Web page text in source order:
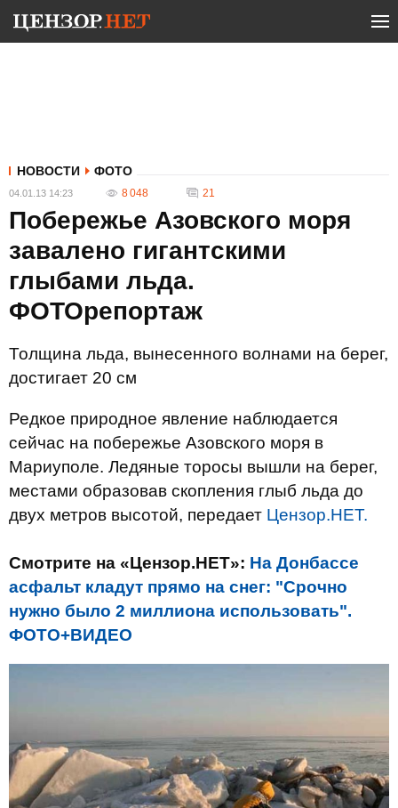
НОВОСТИ ФОТО
04.01.13 14:23 8 048 21
Побережье Азовского моря
завалено гигантскими
глыбами льда.
ФОТОрепортаж
Толщина льда, вынесенного волнами на берег,
достигает 20 см
Редкое природное явление наблюдается
сейчас на побережье Азовского моря в
Мариуполе. Ледяные торосы вышли на берег,
местами образовав скопления глыб льда до
двух метров высотой, передает Цензор.НЕТ.
Смотрите на «Цензор.НЕТ»: На Донбассе
асфальт кладут прямо на снег: "Срочно
нужно было 2 миллиона использовать".
ФОТО+ВИДЕО